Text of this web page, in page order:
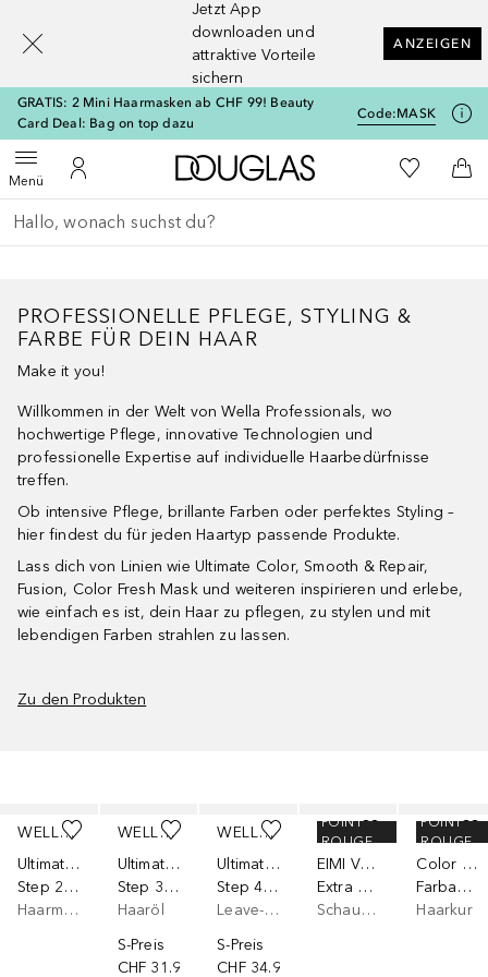
Jetzt App
downloaden und
attraktive Vorteile
sichern
ANZEIGEN
GRATIS: 2 Mini Haarmasken ab CHF 99! Beauty
Card Deal: Bag on top dazu
Code:MASK
MenüMenü öffnenZu Meinem Kundenkonto
Zur Douglas Startseite
Zu Meiner
Gehe zurück
Suche ausführen
PROFESSIONELLE PFLEGE, STYLING &
FARBE FÜR DEIN HAAR
Make it you!
Willkommen in der Welt von Wella Professionals, wo
hochwertige Pflege, innovative Technologien und
professionelle Expertise auf individuelle Haarbedürfnisse
treffen.
Ob intensive Pflege, brillante Farben oder perfektes Styling –
hier findest du für jeden Haartyp passende Produkte.
Lass dich von Linien wie Ultimate Color, Smooth & Repair,
Fusion, Color Fresh Mask und weiteren inspirieren und erlebe,
wie einfach es ist, dein Haar zu pflegen, zu stylen und mit
lebendigen Farben strahlen zu lassen.
Zu den Produkten
WELLA PROFESSIONALS
Ultimate Color
Step 2 | Miracle Leave-in Mask
Haarmaske
WELLA PROFESSIONALS
Ultimate Smooth
Step 3 | Miracle Oil Serum
Haaröl
S-Preis
CHF 31.90
WELLA PROFESSIONALS
Ultimate Repair
Step 4 | 5-In-1 Protective Leave-In mit AHA & Omega-9
Leave-In-Conditioner
S-Preis
CHF 34.90
WELLA PROFESSIONALS
EIMI Volume
Extra Volume Volumenmousse
Schaumfestiger
POINT
ROUGE
WELLA PROFESSIONALS
Color Fresh
Farbauffrischende Pflegemaske
Haarkur
POINT
ROUGE
[navigation.slideout.screenreader]